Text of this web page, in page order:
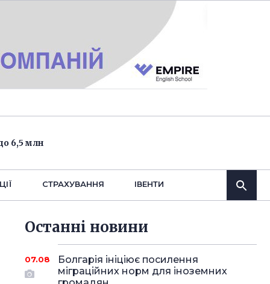
6,5 млн
СТРАХУВАННЯ IВЕНТИ
Останнi новини
07.08
Болгарія ініціює посилення
міграційних норм для іноземних